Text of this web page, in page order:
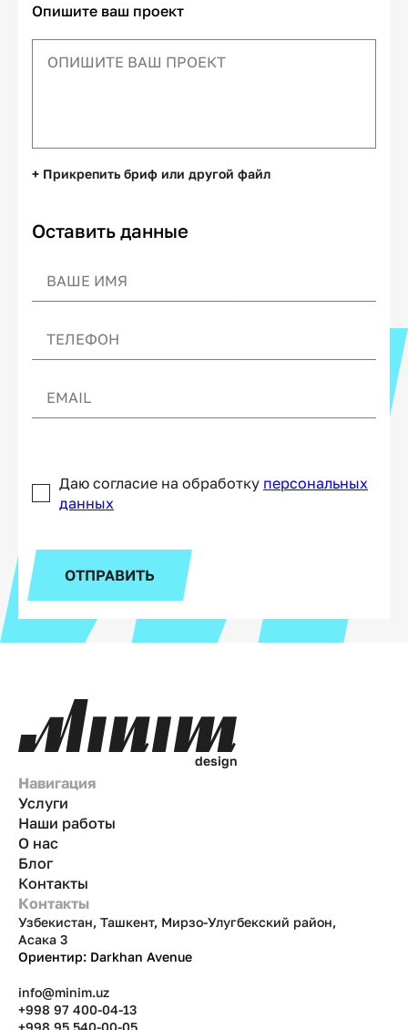
Опишите ваш проект
+ Прикрепить бриф или другой файл
Оставить данные
Даю согласие на обработку персональных
данных
ОТПРАВИТЬ
design
Навигация
Услуги
Наши работы
О нас
Блог
Контакты
Контакты
Узбекистан, Ташкент, Мирзо-Улугбекский район,
Асака 3
Ориентир: Darkhan Avenue
info@minim.uz
+998 97 400-04-13
+998 95 540-00-05